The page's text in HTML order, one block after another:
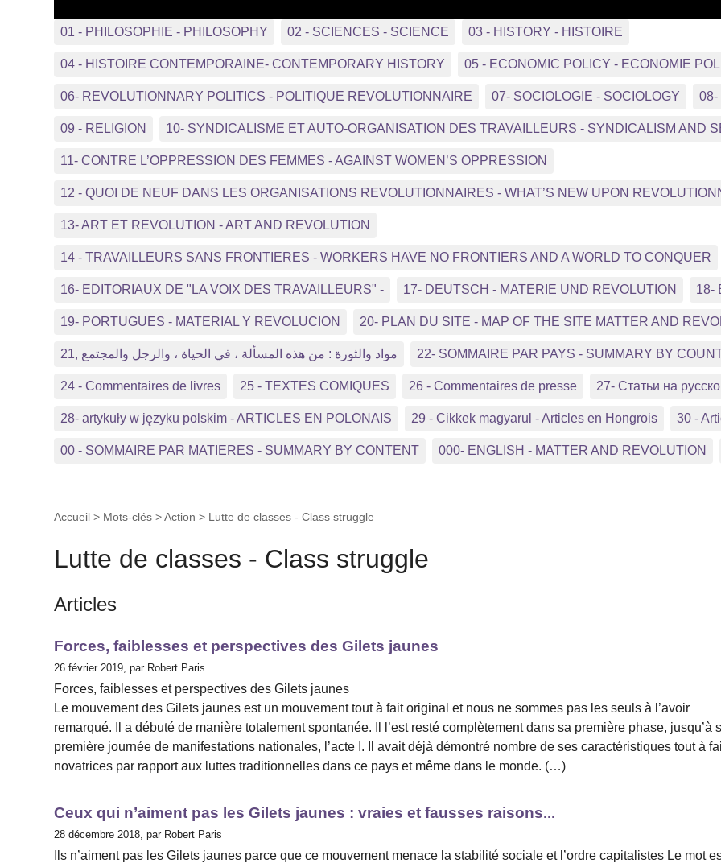
01 - PHILOSOPHIE - PHILOSOPHY 02 - SCIENCES - SCIENCE 03 - HISTORY - HISTOIRE
04 - HISTOIRE CONTEMPORAINE- CONTEMPORARY HISTORY 05 - ECONOMIC POLICY - ECONOMIE
06- REVOLUTIONNARY POLITICS - POLITIQUE REVOLUTIONNAIRE 07- SOCIOLOGIE - SOCIOLOGY 08-
09 - RELIGION 10- SYNDICALISME ET AUTO-ORGANISATION DES TRAVAILLEURS - SYNDICALISM AND
11- CONTRE L’OPPRESSION DES FEMMES - AGAINST WOMEN’S OPPRESSION
12 - QUOI DE NEUF DANS LES ORGANISATIONS REVOLUTIONNAIRES - WHAT’S NEW UPON
13- ART ET REVOLUTION - ART AND REVOLUTION
14 - TRAVAILLEURS SANS FRONTIERES - WORKERS HAVE NO FRONTIERS AND A WORLD TO CONQUER
16- EDITORIAUX DE "LA VOIX DES TRAVAILLEURS" - 17- DEUTSCH - MATERIE UND REVOLUTION 18-
19- PORTUGUES - MATERIAL Y REVOLUCION 20- PLAN DU SITE - MAP OF THE SITE MATTER AND
21, مواد والثورة : من هذه المسألة ، في الحياة ، والرجل والمجتمع 22- SOMMAIRE PAR PAYS - SUMMARY BY
24 - Commentaires de livres 25 - TEXTES COMIQUES 26 - Commentaires de presse 27- Статьи на
28- artykuły w języku polskim - ARTICLES EN POLONAIS 29 - Cikkek magyarul - Articles en Hongrois 30 -
00 - SOMMAIRE PAR MATIERES - SUMMARY BY CONTENT 000- ENGLISH - MATTER AND REVOLUTION
Accueil > Mots-clés > Action > Lutte de classes - Class struggle
Lutte de classes - Class struggle
Articles
Forces, faiblesses et perspectives des Gilets jaunes
26 février 2019, par Robert Paris
Forces, faiblesses et perspectives des Gilets jaunes
Le mouvement des Gilets jaunes est un mouvement tout à fait original et nous ne sommes pas les seuls à l’avoir
remarqué. Il a débuté de manière totalement spontanée. Il l’est resté complètement dans sa première phase, jusqu’à
première journée de manifestations nationales, l’acte I. Il avait déjà démontré nombre de ses caractéristiques tout à
novatrices par rapport aux luttes traditionnelles dans ce pays et même dans le monde. (…)
Ceux qui n’aiment pas les Gilets jaunes : vraies et fausses raisons...
28 décembre 2018, par Robert Paris
Ils n’aiment pas les Gilets jaunes parce que ce mouvement menace la stabilité sociale et l’ordre capitalistes Le mot